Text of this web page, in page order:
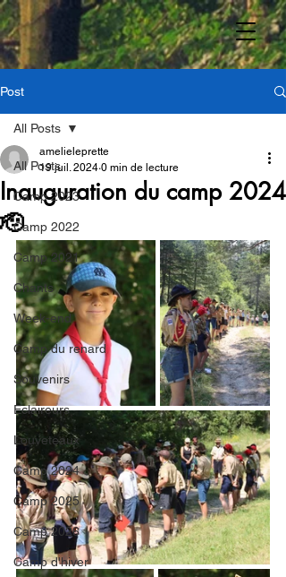
Post
All Posts
Camp 2023
Camp 2022
Camp 2021
Chants
Week-end
Camp du renard
Souvenirs
Eclaireurs
Louveteaux
Camp 2024
Camp 2025
Camp 2026
Camp d'hiver
All Posts
Inauguration du camp 2024
🫡
amelieleprette
19 juil. 2024 0 min de lecture